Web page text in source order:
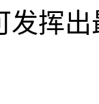
发挥